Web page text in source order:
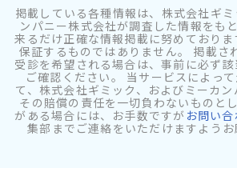
掲載している各種情報は、株式会社ギ
ンパニー株式会社が調査した情報をも
来るだけ正確な情報掲載に努めており
保証するものではありません。 掲載さ
受診を希望される場合は、事前に必ず
ご確認ください。 当サービスによっ
て、株式会社ギミック、およびミーカ
その賠償の責任を一切負わないものと
がある場合には、お手数ですが お問い
集部までご連絡をいただけますようお